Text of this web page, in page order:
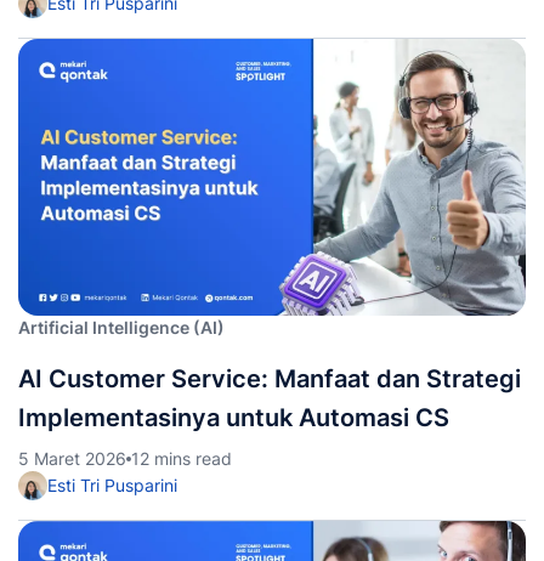
Artificial Intelligence (AI)
AI Customer Service: Manfaat dan Strategi
Implementasinya untuk Automasi CS
5 Maret 2026 12 mins read
Esti Tri Pusparini